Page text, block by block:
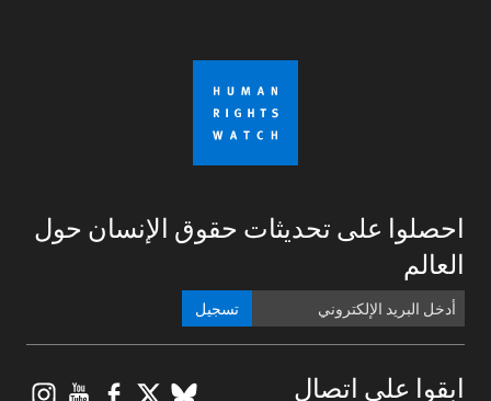
احصلوا على تحديثات حقوق الإنسان حول
العالم
تسجيل
ابقوا على اتصال